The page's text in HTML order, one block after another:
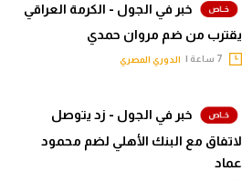
خبر في الجول - الكرمة العراقي
يقترب من ضم مروان حمدي
الدوري المصري
خبر في الجول - زد يتوصل
لاتفاق مع البنك الأهلي لضم محمود
عماد